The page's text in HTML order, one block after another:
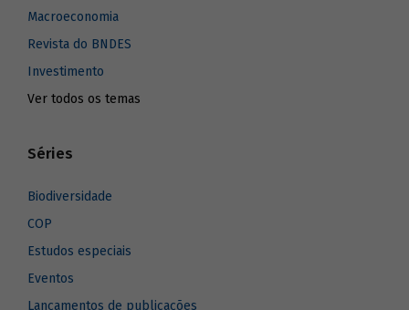
Macroeconomia
Revista do BNDES
Investimento
Ver todos os temas
Séries
Biodiversidade
COP
Estudos especiais
Eventos
Lançamentos de publicações